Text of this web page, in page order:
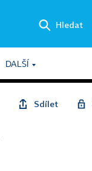
Hledat
DALŠÍ
Sdílet